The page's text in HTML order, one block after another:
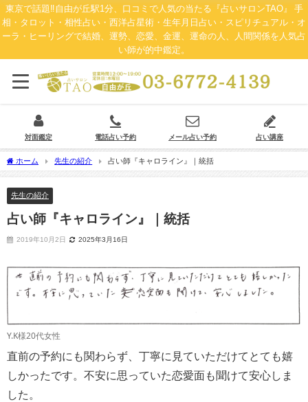
東京で話題‼自由が丘駅1分、口コミで人気の当たる『占いサロンTAO』 手
相・タロット・相性占い・西洋占星術・生年月日占い・スピリチュアル・オ
ーラ・ヒーリングで結婚、運勢、恋愛、金運、運命の人、人間関係を人気占
い師が的中鑑定。
対面鑑定 電話占い予約 メール占い予約 占い講座
ホーム 先生の紹介 占い師『キャロライン』｜統括
先生の紹介
占い師『キャロライン』｜統括
2019年10月2日 2025年3月16日
Y.K様20代女性
直前の予約にも関わらず、丁寧に見ていただけてとても嬉
しかったです。不安に思っていた恋愛面も聞けて安心しま
した。